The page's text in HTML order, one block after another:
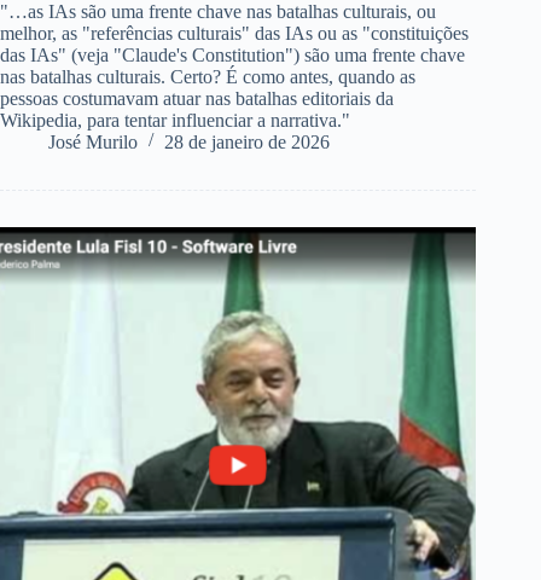
"…as IAs são uma frente chave nas batalhas culturais, ou
melhor, as "referências culturais" das IAs ou as "constituições
das IAs" (veja "Claude's Constitution") são uma frente chave
nas batalhas culturais. Certo? É como antes, quando as
pessoas costumavam atuar nas batalhas editoriais da
Wikipedia, para tentar influenciar a narrativa."
José Murilo
28 de janeiro de 2026